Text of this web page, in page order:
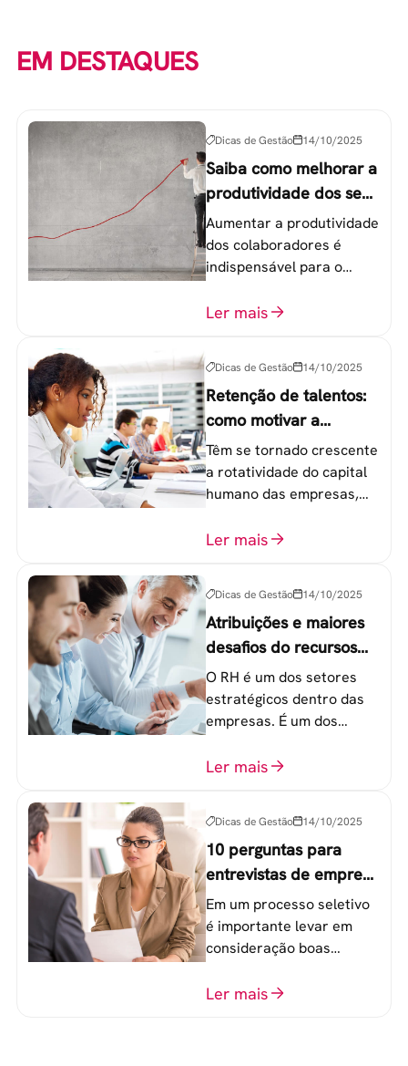
EM DESTAQUES
Dicas de Gestão 14/10/2025
Saiba como melhorar a
produtividade dos seus
colaboradores
Aumentar a produtividade
dos colaboradores é
indispensável para o
equipe de trabalho. 6
Ler mais
Dicas de Gestão 14/10/2025
Retenção de talentos:
como motivar a
geração Y nas
empresas?
Têm se tornado crescente
a rotatividade do capital
humano das empresas,
colaboradores na faixa de
Ler mais
Dicas de Gestão 14/10/2025
Atribuições e maiores
desafios do recursos
humanos em uma
empresa
O RH é um dos setores
estratégicos dentro das
empresas. É um dos
o atingimento das metas
Ler mais
Dicas de Gestão 14/10/2025
10 perguntas para
entrevistas de emprego
que recrutadores não
devem fazer
Em um processo seletivo
é importante levar em
consideração boas
o perfil do profissional e
Ler mais